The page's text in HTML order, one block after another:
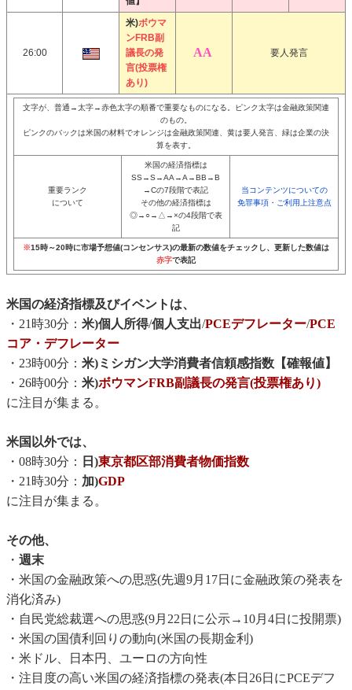
26:00
米)ボウマ
ンFRB副
議長の発
言(投票権
あり)
要人発言
文字が、普通→太字→赤色太字の順番で重要なものになる。ピンク太字は金融政策関連
のもの。
ピンクのバックは米国の材料でオレンジは金融政策関連、黄は要人発言、緑は企業の決
算を表す。
重要ランク
について
米国の経済指標は
SS→S→AA→A→BB→B
→Cの7段階で表記
その他の経済指標は
◎→○→△→×の4段階で表
記
当コンテンツについての
免罪事項・ご利用上注意点
※15時～20時に市場予想値(コンセンサス)の最新の数値をチェックし、更新した数値は
赤字で表記
米国の経済指標及びイベントは、
・21時30分： 米)個人所得/個人支出/PCEデフレーター/PCE
コア・デフレーター
・23時00分： 米)ミシガン大学消費者信頼感指数【確報値】
・26時00分： 米)ボウマンFRB副議長の発言(投票権あり)
に注目が集まる。
米国以外では、
・08時30分：
日)東京都区部消費者物価指数
・21時30分： 加)GDP
に注目が集まる。
その他、
・ 週末
・米国の金融政策への思惑(先週9月17日に金融政策の発表を
消化済み)
・自民党総裁選への思惑(9月22日に公示→10月4日に投開票)
・米国の国債利回りの動向(米国の長期金利)
・米ドル、日本円、ユーロの方向性
・注目度の高い米国の経済指標の発表(本日26日にPCEデフ